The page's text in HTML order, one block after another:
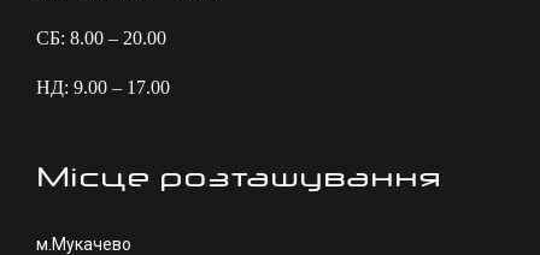
СБ: 8.00 – 20.00
НД: 9.00 – 17.00
Місце розташування
м.Мукачево